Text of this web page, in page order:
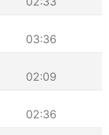
03:36
02:09
02:36